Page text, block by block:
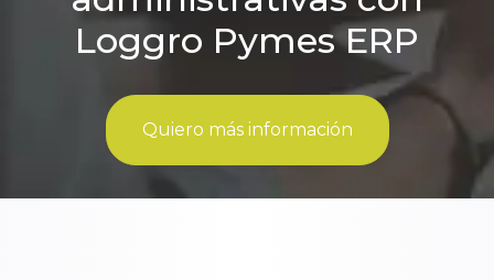
Loggro Pymes ERP
Quiero más información